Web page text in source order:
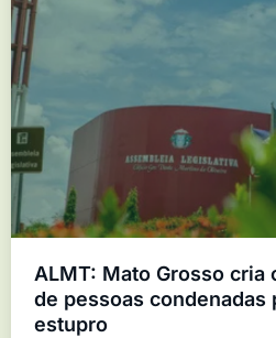
ALMT: Mato Grosso cria
de pessoas condenadas
estupro